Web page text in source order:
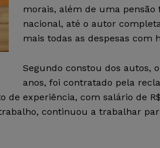
morais, além de uma
nacional, até o autor
mais todas as despesas com
Segundo constou dos autos,
anos, foi contratado pela
experiência, com salário de
continuou a trabalhar